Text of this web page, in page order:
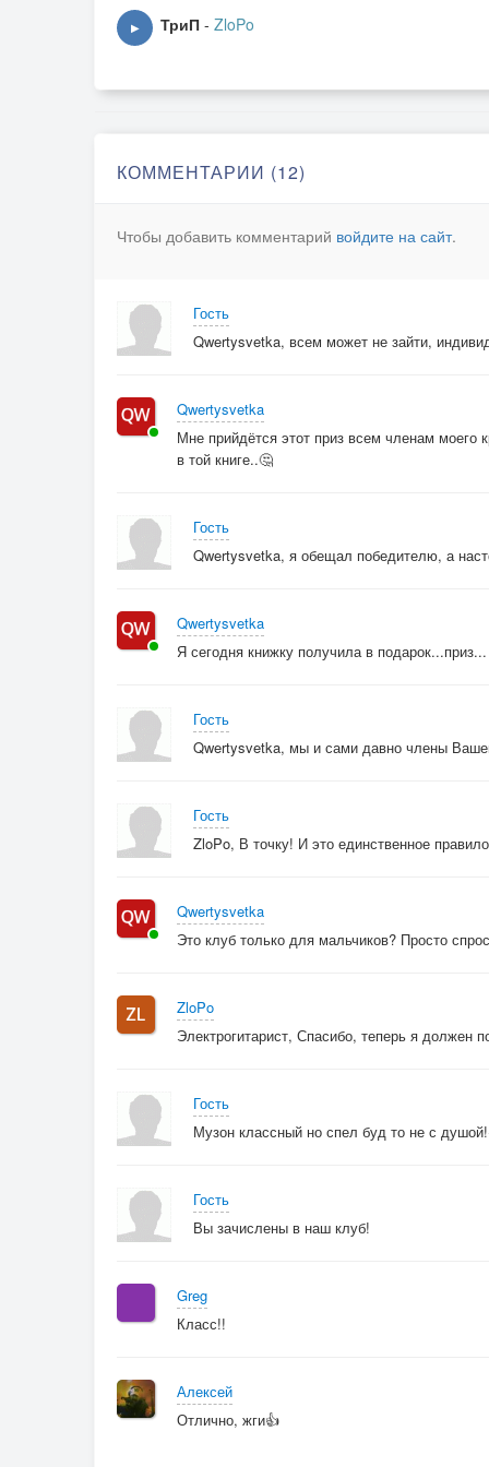
Пр:
Наедине с собой
Ведь ты еще живой
Я говорю себе стоп
Момент еще не настал
Не время падать
ведь ты
Еще не летал
Значит время искать обходной
Сто
Вместо одной
Миру меняться найдется мало причин
Пр.
Я говорю себе стоп
А есть ли толк
Жизни урок
Кто
Сможет мне доказать
Иду проверять
Сил зря не тратить и думать издалека
Припев v2:
За горизонт
А что если солнце
Неважно то что один
Мне это не впервой
▶ ТриП - ZloPo
КОММЕНТАРИИ (12)
Чтобы добавить комментарий войдите на сайт.
Гость
Qwertysvetka, всем может не зайти,
Qwertysvetka
Мне прийдётся этот приз всем членам моего
в той книге..🤔
Гость
Qwertysvetka, я обещал победителю, а
Qwertysvetka
Я сегодня книжку получила в
Гость
Qwertysvetka, мы и сами давно члены
Гость
ZloPo, В точку! И это единственное
Qwertysvetka
Это клуб только для мальчиков? Просто
ZloPo
Электрогитарист, Спасибо, теперь я должен
Гость
Музон классный но спел буд то не с
Гость
Вы зачислены в наш клуб!
Greg
Класс!!
Алексей
Отлично, жги👍